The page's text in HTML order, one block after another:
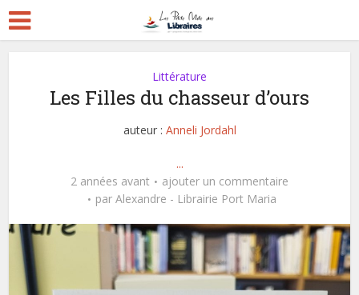
Littérature
Les Filles du chasseur d’ours
auteur : Anneli Jordahl
...
2 années avant
ajouter un commentaire
par Alexandre - Librairie Port Maria